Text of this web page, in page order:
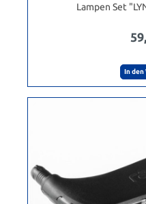
Lampen Set
In den